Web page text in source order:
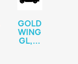
GOLD
WING
GL,...